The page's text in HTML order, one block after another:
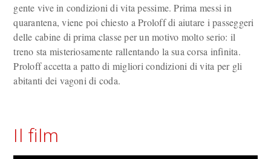
gente vive in condizioni di vita pessime. Prima messi in
quarantena, viene poi chiesto a Proloff di aiutare i passeggeri
delle cabine di prima classe per un motivo molto serio: il
treno sta misteriosamente rallentando la sua corsa infinita.
Proloff accetta a patto di migliori condizioni di vita per gli
abitanti dei vagoni di coda.
Il film